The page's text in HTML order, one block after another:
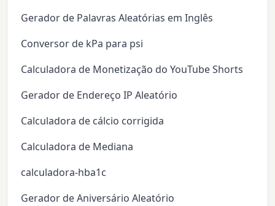
Gerador de Palavras Aleatórias em Inglês
Conversor de kPa para psi
Calculadora de Monetização do YouTube Shorts
Gerador de Endereço IP Aleatório
Calculadora de cálcio corrigida
Calculadora de Mediana
calculadora-hba1c
Gerador de Aniversário Aleatório